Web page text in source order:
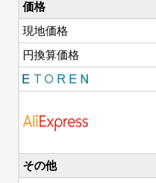
価格
現地価格
円換算価格
その他